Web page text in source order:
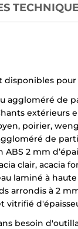
pour
aggloméré de
extérieurs
poirier,
de
ABS 2 mm
clair, acacia
laminé à
arrondis à 2
vitrifié
besoin